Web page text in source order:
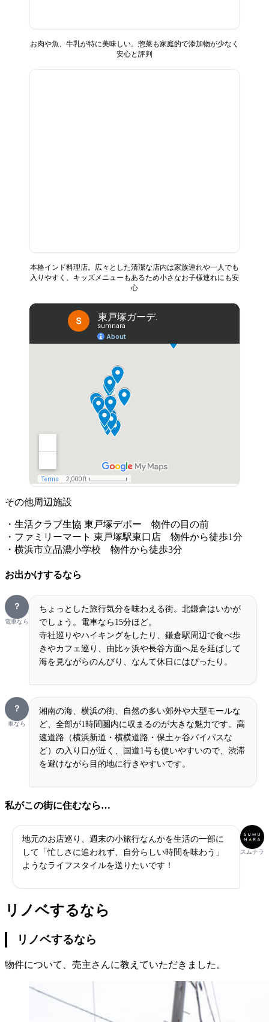
お肉や魚、牛乳が特に美味しい。惣菜も家庭的で添加物が少なく
安心と評判
本格インド料理店。広々とした清潔な店内は家族連れや一人でも
入りやすく、キッズメニューもあるため小さなお子様連れにも安
心
その他周辺施設
・生活クラブ生協 東戸塚デポー 物件の目の前
・ファミリーマート 東戸塚駅東口店 物件から徒歩1分
・横浜市立品濃小学校 物件から徒歩3分
お出かけするなら
？
電車なら
ちょっとした旅行気分を味わえる街。北鎌倉はいかが
でしょう。電車なら15分ほど。
寺社巡りやハイキングをしたり、鎌倉駅周辺で食べ歩
きやカフェ巡り、由比ヶ浜や長谷方面へ足を延ばして
海を見ながらのんびり、なんて休日にはぴったり。
？
車なら
湘南の海、横浜の街、自然の多い郊外や大型モールな
ど、全部が1時間圏内に収まるのが大きな魅力です。高
速道路（横浜新道・横横道路・保土ヶ谷バイパスな
ど）の入り口が近く、国道1号も使いやすいので、渋滞
を避けながら目的地に行きやすいです。
私がこの街に住むなら…
スムナラ
地元のお店巡り、週末の小旅行なんかを生活の一部に
して「忙しさに追われず、自分らしい時間を味わう」
ようなライフスタイルを送りたいです！
リノベするなら
リノベするなら
物件について、売主さんに教えていただきました。